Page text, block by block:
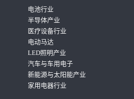
电池行业
半导体产业
医疗设备行业
电动马达
LED照明产业
汽车与车用电子
新能源与太阳能产业
家用电器行业